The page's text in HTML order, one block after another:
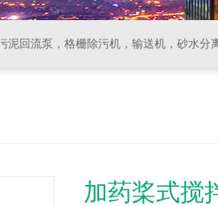
格栅除污机，输送机，砂水分离器等水处理设
加药桨式搅